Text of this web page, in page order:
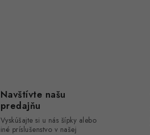
Navštívte našu
predajňu
Vyskúšajte si u nás šípky alebo
iné príslušenstvo v našej